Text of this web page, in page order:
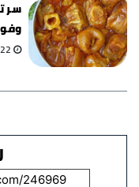
22 مايو 2026 04:18 ص